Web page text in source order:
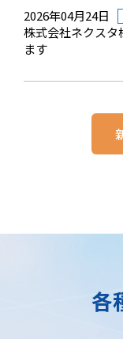
2026年04月24日
株式会社ネクスタ
ます
各